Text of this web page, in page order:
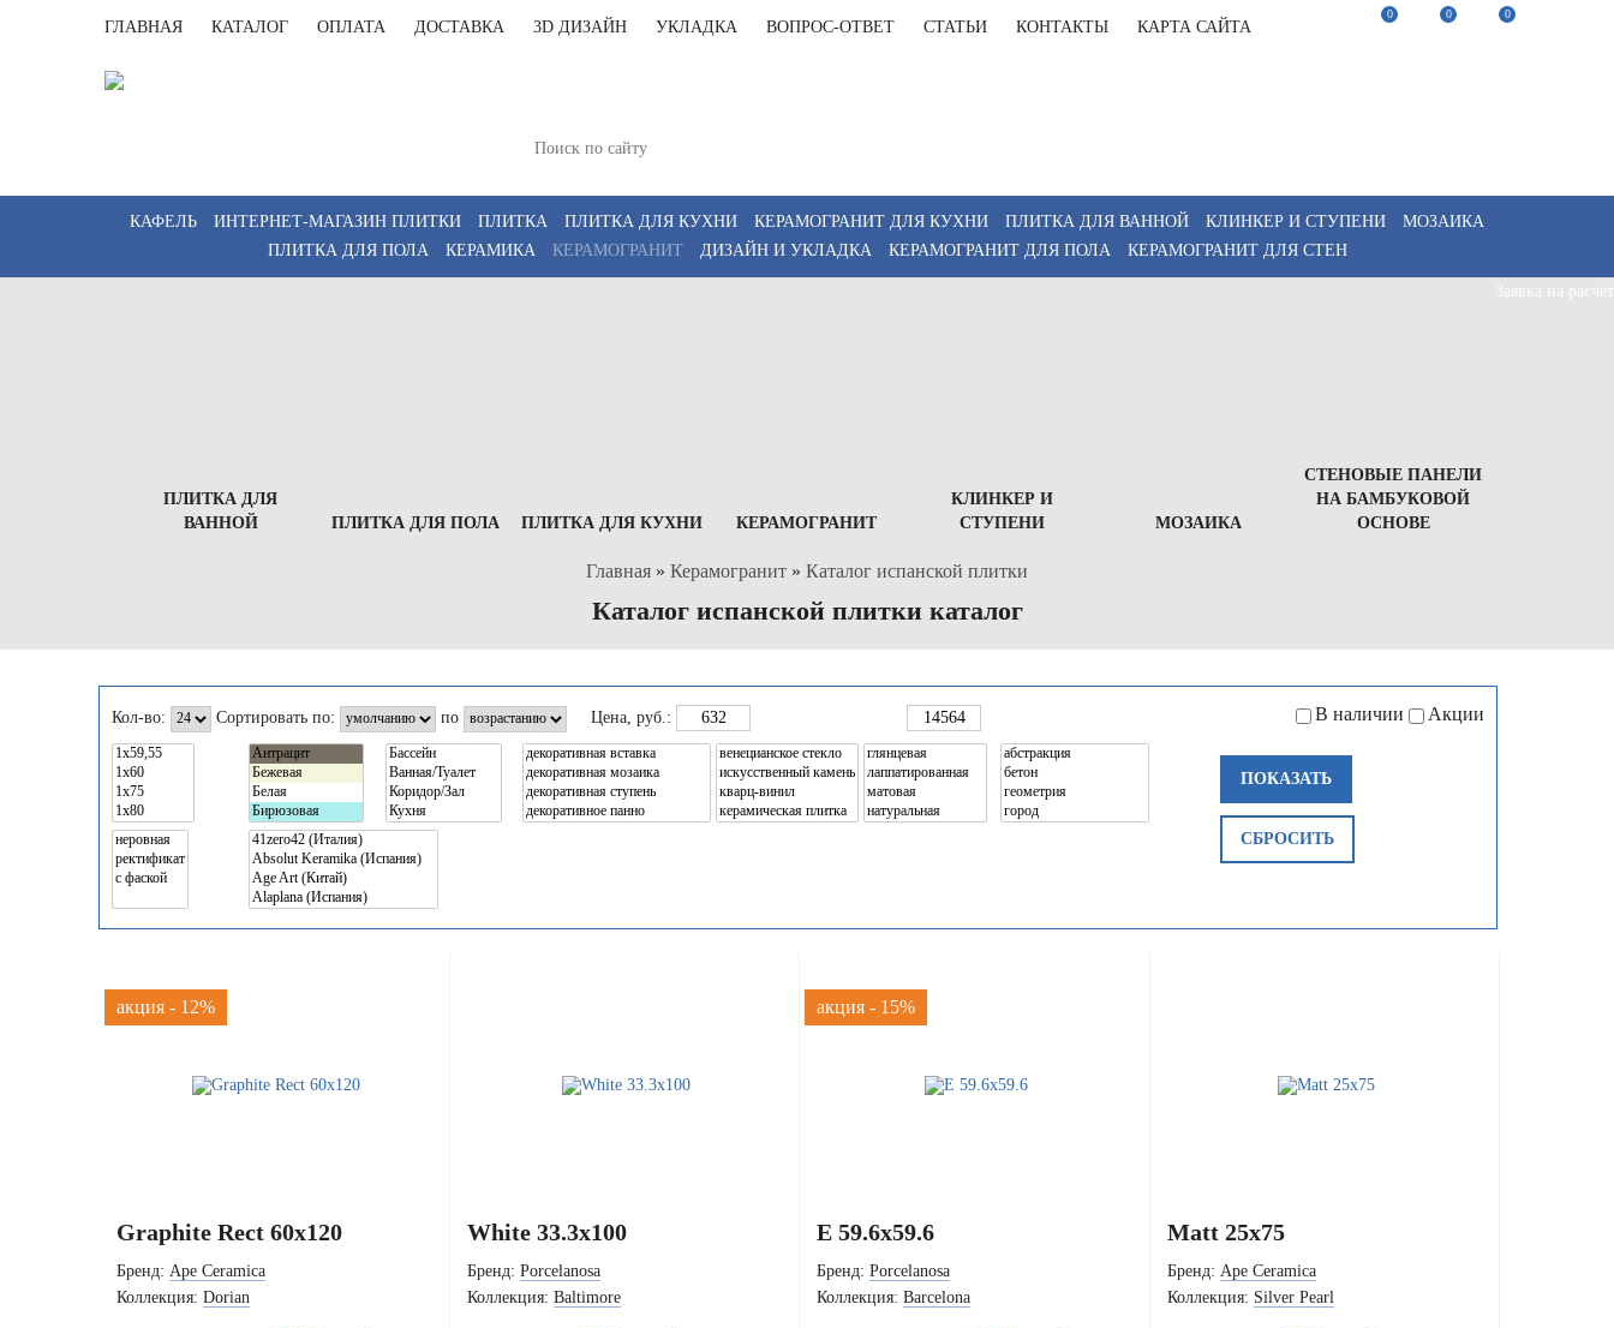
ГЛАВНАЯ КАТАЛОГ ОПЛАТА ДОСТАВКА 3D ДИЗАЙН УКЛАДКА ВОПРОС-ОТВЕТ СТАТЬИ КОНТАКТЫ КАРТА САЙТА
0 0 0
КАФЕЛЬ ИНТЕРНЕТ-МАГАЗИН ПЛИТКИ ПЛИТКА ПЛИТКА ДЛЯ КУХНИ КЕРАМОГРАНИТ ДЛЯ КУХНИ ПЛИТКА ДЛЯ ВАННОЙ КЛИНКЕР И СТУПЕНИ
МОЗАИКА
ПЛИТКА ДЛЯ ПОЛА
КЕРАМИКА КЕРАМОГРАНИТ ДИЗАЙН И УКЛАДКА КЕРАМОГРАНИТ ДЛЯ ПОЛА КЕРАМОГРАНИТ ДЛЯ СТЕН
ПЛИТКА ДЛЯ
ВАННОЙ
ПЛИТКА ДЛЯ ПОЛА ПЛИТКА ДЛЯ КУХНИ КЕРАМОГРАНИТ
КЛИНКЕР И
СТУПЕНИ
МОЗАИКА
СТЕНОВЫЕ ПАНЕЛИ
НА БАМБУКОВОЙ
ОСНОВЕ
Главная » Керамогранит » Каталог испанской плитки
Каталог испанской плитки каталог
Кол-во: Сортировать по: по Цена, руб.: Акции
В наличии
ПОКАЗАТЬ
СБРОСИТЬ
акция - 12%
Graphite Rect 60x120
Бренд: Ape Ceramica
Коллекция: Dorian
White 33.3x100
Бренд: Porcelanosa
Коллекция: Baltimore
акция - 15%
E 59.6x59.6
Бренд: Porcelanosa
Коллекция: Barcelona
Matt 25x75
Бренд: Ape Ceramica
Коллекция: Silver Pearl
Заявка на расчёт